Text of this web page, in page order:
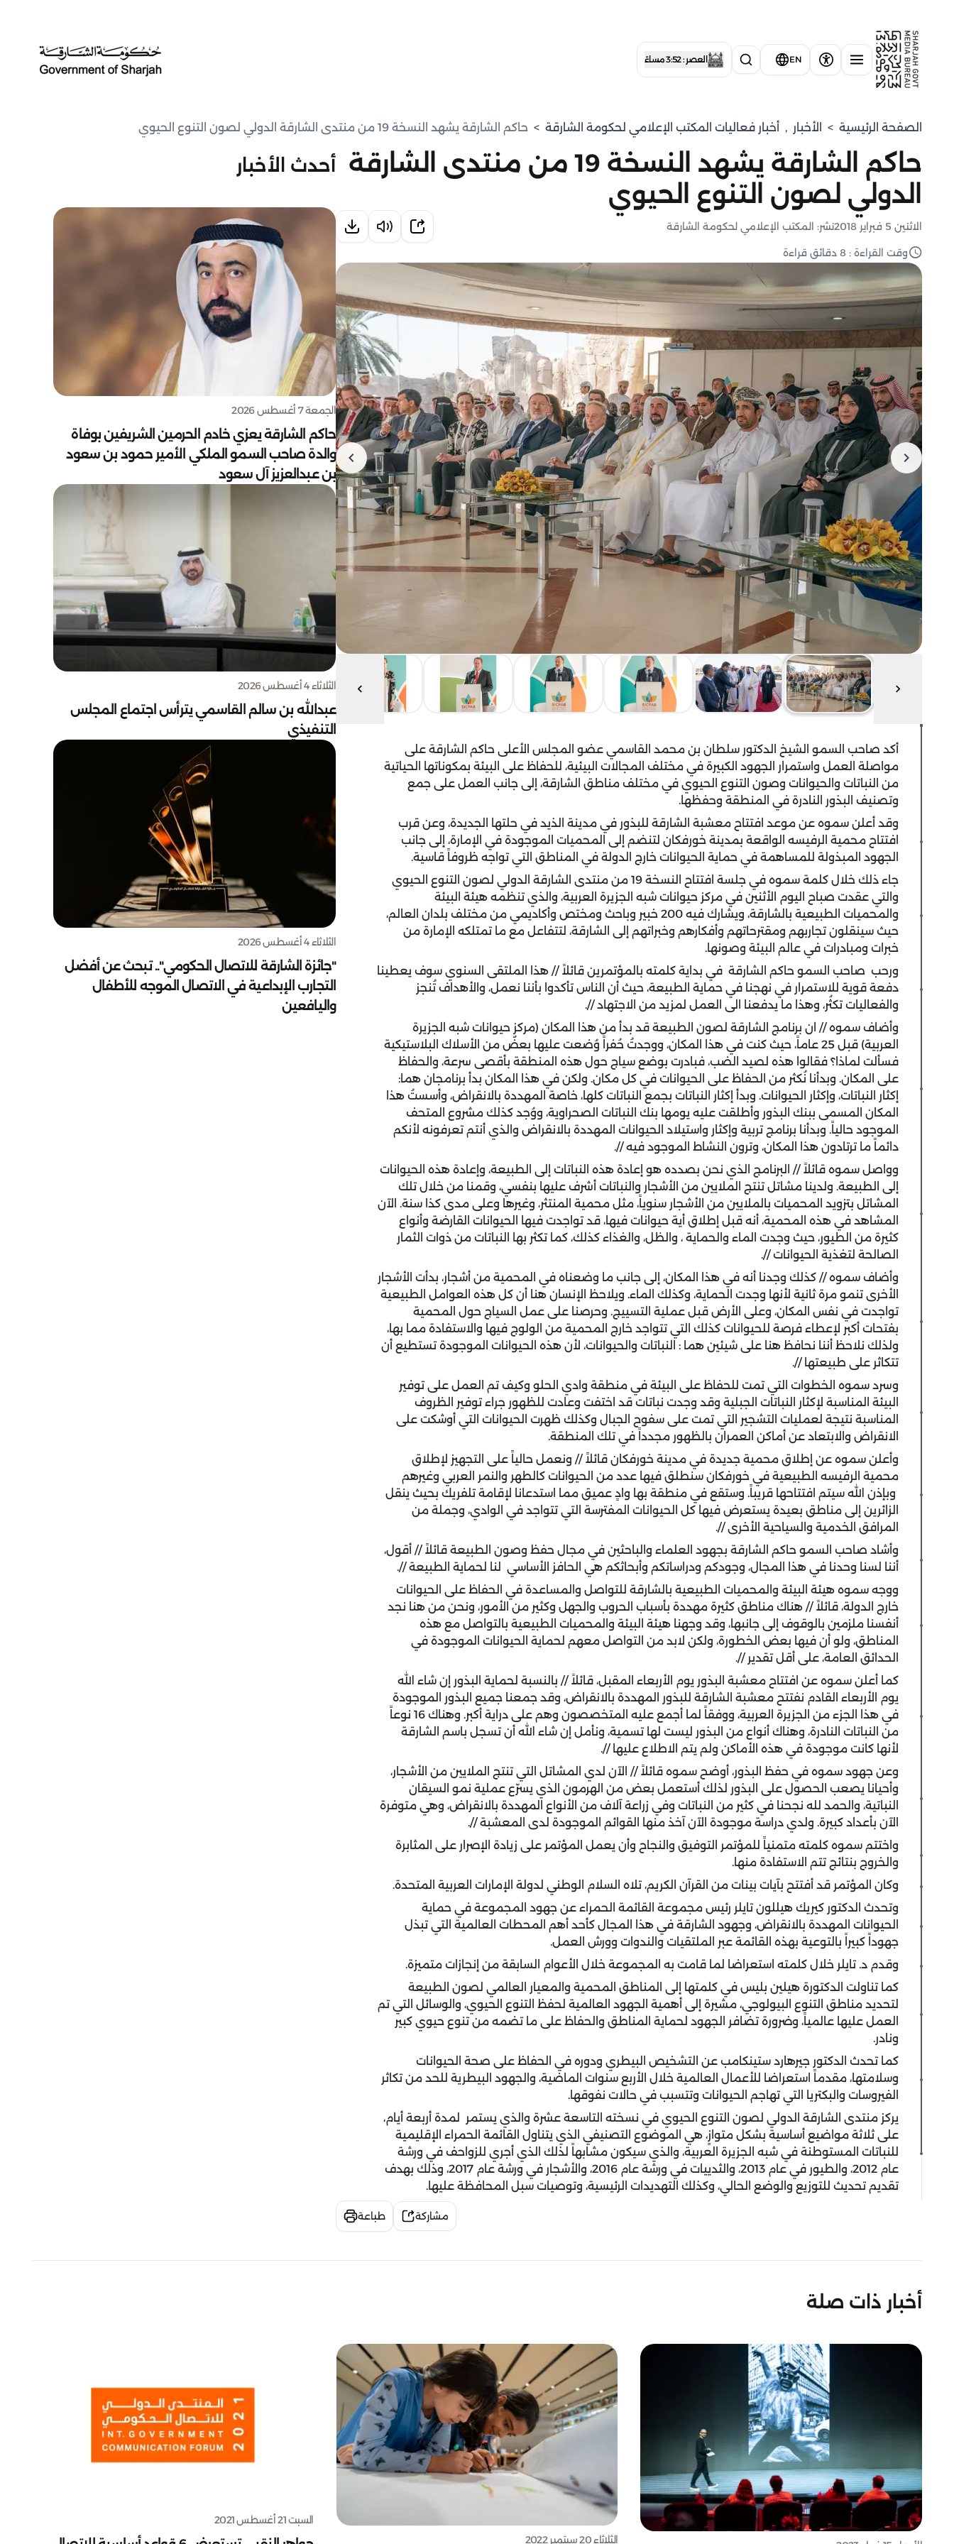
EN العصر : 3:52 مساءً
الصفحة الرئيسية > الأخبار , أخبار فعاليات المكتب الإعلامي لحكومة الشارقة > حاكم الشارقة يشهد النسخة 19 من منتدى الشارقة الدولي لصون التنوع الحيوي
حاكم الشارقة يشهد النسخة 19 من منتدى الشارقة
الدولي لصون التنوع الحيوي
الاثنين 5 فبراير 2018 نشر: المكتب الإعلامي لحكومة الشارقة
وقت القراءة : 8 دقائق قراءة
أكد صاحب السمو الشيخ الدكتور سلطان بن محمد القاسمي عضو المجلس الأعلى حاكم الشارقة على
مواصلة العمل واستمرار الجهود الكبيرة في مختلف المجالات البيئية، للحفاظ على البيئة بمكوناتها الحياتية
من النباتات والحيوانات وصون التنوع الحيوي في مختلف مناطق الشارقة، إلى جانب العمل على جمع
وتصنيف البذور النادرة في المنطقة وحفظها.
وقد أعلن سموه عن موعد افتتاح معشبة الشارقة للبذور في مدينة الذيد في حلتها الجديدة، وعن قرب
افتتاح محمية الرفيسه الواقعة بمدينة خورفكان لتنضم إلى المحميات الموجودة في الإمارة، إلى جانب
الجهود المبذولة للمساهمة في حماية الحيوانات خارج الدولة في المناطق التي تواجه ظروفاً قاسية.
جاء ذلك خلال كلمة سموه في جلسة افتتاح النسخة 19 من منتدى الشارقة الدولي لصون التنوع الحيوي
والتي عقدت صباح اليوم الأثنين في مركز حيوانات شبه الجزيرة العربية، والذي تنظمه هيئة البيئة
والمحميات الطبيعية بالشارقة، ويشارك فيه 200 خبير وباحث ومختص وأكاديمي من مختلف بلدان العالم،
حيث سينقلون تجاربهم ومقترحاتهم وأفكارهم وخبراتهم إلى الشارقة، لتتفاعل مع ما تمتلكه الإمارة من
خبرات ومبادرات في عالم البيئة وصونها.
ورحب صاحب السمو حاكم الشارقة في بداية كلمته بالمؤتمرين قائلاً // هذا الملتقى السنوي سوف يعطينا
دفعة قوية للاستمرار في نهجنا في حماية الطبيعة، حيث أن الناس تأكدوا بأننا نعمل، والأهداف تُنجز
والفعاليات تكثُر، وهذا ما يدفعنا الى العمل لمزيد من الاجتهاد //.
وأضاف سموه // ان برنامج الشارقة لصون الطبيعة قد بدأ من هذا المكان (مركز حيوانات شبه الجزيرة
العربية) قبل 25 عاماً، حيث كنت في هذا المكان، ووجدتُ حُفراً وُضعت عليها بعضٌ من الأسلاك البلاستيكية
فسألت لماذا؟ فقالوا هذه لصيد الضب، فبادرت بوضع سياج حول هذه المنطقة بأقصى سرعة، والحفاظ
على المكان. وبدأنا نُكثر من الحفاظ على الحيوانات في كل مكان. ولكن في هذا المكان بدأ برنامجان هما:
إكثار النباتات، وإكثار الحيوانات. وبدأ إكثار النباتات بجمع النباتات كلها، خاصة المهددة بالانقراض، وأسستُ هذا
المكان المسمى ببنك البذور وأطلقت عليه يومها بنك النباتات الصحراوية، ووُجد كذلك مشروع المتحف
الموجود حالياً. وبدأنا برنامج تربية وإكثار واستيلاد الحيوانات المهددة بالانقراض والذي أنتم تعرفونه لأنكم
دائماً ما ترتادون هذا المكان، وترون النشاط الموجود فيه //.
وواصل سموه قائلاً // البرنامج الذي نحن بصدده هو إعادة هذه النباتات إلى الطبيعة، وإعادة هذه الحيوانات
إلى الطبيعة. ولدينا مشاتل تنتج الملايين من الأشجار والنباتات أشرف عليها بنفسي، وقمنا من خلال تلك
المشاتل بتزويد المحميات بالملايين من الأشجار سنوياً، مثل محمية المنتثر، وغيرها وعلى مدى كذا سنة. الآن
المشاهد في هذه المحمية، أنه قبل إطلاق أية حيوانات فيها، قد تواجدت فيها الحيوانات القارضة وأنواع
كثيرة من الطيور، حيث وجدت الماء والحماية ، والظل، والغذاء كذلك، كما تكثر بها النباتات من ذوات الثمار
الصالحة لتغذية الحيوانات //.
وأضاف سموه // كذلك وجدنا أنه في هذا المكان، إلى جانب ما وضعناه في المحمية من أشجار، بدأت الأشجار
الأخرى تنمو مرة ثانية لأنها وجدت الحماية، وكذلك الماء. ويلاحظ الإنسان هنا أن كل هذه العوامل الطبيعية
تواجدت في نفس المكان، وعلى الأرض قبل عملية التسييج. وحرصنا على عمل السياج حول المحمية
بفتحات أكبر لإعطاء فرصة للحيوانات كذلك التي تتواجد خارج المحمية من الولوج فيها والاستفادة مما بها،
ولذلك نلاحظ أننا نحافظ هنا على شيئين هما : النباتات والحيوانات، لأن هذه الحيوانات الموجودة تستطيع أن
تتكاثر على طبيعتها //.
وسرد سموه الخطوات التي تمت للحفاظ على البيئة في منطقة وادي الحلو وكيف تم العمل على توفير
البيئة المناسبة لإكثار النباتات الجبلية وقد وجدت نباتات قد اختفت وعادت للظهور جراء توفير الظروف
المناسبة نتيجة لعمليات التشجير التي تمت على سفوح الجبال وكذلك ظهرت الحيوانات التي أوشكت على
الانقراض والابتعاد عن أماكن العمران بالظهور مجدداً في تلك المنطقة.
وأعلن سموه عن إطلاق محمية جديدة في مدينة خورفكان قائلاً // ونعمل حالياً على التجهيز لإطلاق
محمية الرفيسه الطبيعية في خورفكان سنطلق فيها عدد من الحيوانات كالطهر والنمر العربي وغيرهم
وبإذن الله سيتم افتتاحها قريباً. وستقع في منطقة بها وادٍ عميق مما استدعانا لإقامة تلفريك بحيث ينقل
الزائرين إلى مناطق بعيدة يستعرض فيها كل الحيوانات المفترسة التي تتواجد في الوادي، وجملة من
المرافق الخدمية والسياحية الأخرى //.
وأشاد صاحب السمو حاكم الشارقة بجهود العلماء والباحثين في مجال حفظ وصون الطبيعة قائلاً // أقول،
أننا لسنا وحدنا في هذا المجال، وجودكم ودراساتكم وأبحاثكم هي الحافز الأساسي لنا لحماية الطبيعة //.
ووجه سموه هيئة البيئة والمحميات الطبيعية بالشارقة للتواصل والمساعدة في الحفاظ على الحيوانات
خارج الدولة، قائلاً // هناك مناطق كثيرة مهددة بأسباب الحروب والجهل وكثير من الأمور، ونحن من هنا نجد
أنفسنا ملزمين بالوقوف إلى جانبها، وقد وجهنا هيئة البيئة والمحميات الطبيعية بالتواصل مع هذه
المناطق، ولو أن فيها بعض الخطورة، ولكن لابد من التواصل معهم لحماية الحيوانات الموجودة في
الحدائق العامة، على أقل تقدير //.
كما أعلن سموه عن افتتاح معشبة البذور يوم الأربعاء المقبل، قائلاً // بالنسبة لحماية البذور إن شاء الله
يوم الأربعاء القادم نفتتح معشبة الشارقة للبذور المهددة بالانقراض، وقد جمعنا جميع البذور الموجودة
في هذا الجزء من الجزيرة العربية، ووفقاً لما أجمع عليه المتخصصون وهم على دراية أكبر. وهناك 16 نوعاً
من النباتات النادرة، وهناك أنواع من البذور ليست لها تسمية، ونأمل إن شاء الله أن تسجل باسم الشارقة
لأنها كانت موجودة في هذه الأماكن ولم يتم الاطلاع عليها //.
وعن جهود سموه في حفظ البذور، أوضح سموه قائلاً // الآن لدي المشاتل التي تنتج الملايين من الأشجار،
وأحيانا يصعب الحصول على البذور لذلك أستعمل بعض من الهرمون الذي يسرّع عملية نمو السيقان
النباتية، والحمد لله نجحنا في كثير من النباتات وفي زراعة آلاف من الأنواع المهددة بالانقراض، وهي متوفرة
الآن بأعداد كبيرة. ولدي دراسة موجودة الآن آخذ منها القوائم الموجودة لدى المعشبة //.
واختتم سموه كلمته متمنياً للمؤتمر التوفيق والنجاح وأن يعمل المؤتمر على زيادة الإصرار على المثابرة
والخروج بنتائج تتم الاستفادة منها.
وكان المؤتمر قد أفتتح بآيات بينات من القرآن الكريم، تلاه السلام الوطني لدولة الإمارات العربية المتحدة.
وتحدث الدكتور كيريك هيللون تايلر رئيس مجموعة القائمة الحمراء عن جهود المجموعة في حماية
الحيوانات المهددة بالانقراض، وجهود الشارقة في هذا المجال كأحد أهم المحطات العالمية التي تبذل
جهوداً كبيراً بالتوعية بهذه القائمة عبر الملتقيات والندوات وورش العمل.
وقدم د. تايلر خلال كلمته استعراضا لما قامت به المجموعة خلال الأعوام السابقة من إنجازات متميزة.
كما تناولت الدكتورة هيلين بليس في كلمتها إلى المناطق المحمية والمعيار العالمي لصون الطبيعة
لتحديد مناطق التنوع البيولوجي، مشيرة إلى أهمية الجهود العالمية لحفظ التنوع الحيوي، والوسائل التي تم
العمل عليها عالمياً، وضرورة تضافر الجهود لحماية المناطق والحفاظ على ما تضمه من تنوع حيوي كبير
ونادر.
كما تحدث الدكتور جيرهارد ستينكامب عن التشخيص البيطري ودوره في الحفاظ على صحة الحيوانات
وسلامتها، مقدماً استعراضا للأعمال العالمية خلال الأربع سنوات الماضية، والجهود البيطرية للحد من تكاثر
الفيروسات والبكتريا التي تهاجم الحيوانات وتتسبب في حالات نفوقها.
يركز منتدى الشارقة الدولي لصون التنوع الحيوي في نسخته التاسعة عشرة والذي يستمر لمدة أربعة أيام،
على ثلاثة مواضيع أساسية بشكل متوازٍ، هي الموضوع التصنيفي الذي يتناول القائمة الحمراء الإقليمية
للنباتات المستوطنة في شبه الجزيرة العربية، والذي سيكون مشابهاً لذلك الذي أجري للزواحف في ورشة
عام 2012، والطيور في عام 2013، والثدييات في ورشة عام 2016، والأشجار في ورشة عام 2017، وذلك بهدف
تقديم تحديث للتوزيع والوضع الحالي، وكذلك التهديدات الرئيسية، وتوصيات سبل المحافظة عليها.
مشاركة طباعة
أحدث الأخبار
الجمعة 7 أغسطس 2026
حاكم الشارقة يعزي خادم الحرمين الشريفين بوفاة
والدة صاحب السمو الملكي الأمير حمود بن سعود
بن عبدالعزيز آل سعود
الثلاثاء 4 أغسطس 2026
عبدالله بن سالم القاسمي يترأس اجتماع المجلس
التنفيذي
الثلاثاء 4 أغسطس 2026
"جائزة الشارقة للاتصال الحكومي".. تبحث عن أفضل
التجارب الإبداعية في الاتصال الموجه للأطفال
واليافعين
أخبار ذات صلة
الثلاثاء 20 سبتمبر 2022
السبت 21 أغسطس 2021